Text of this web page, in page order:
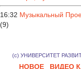
16:32 Музыкальный
(9)
(с) УНИВЕРСИТЕТ
НОВОЕ ВИДЕО